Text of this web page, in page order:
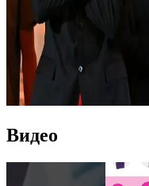
Видео